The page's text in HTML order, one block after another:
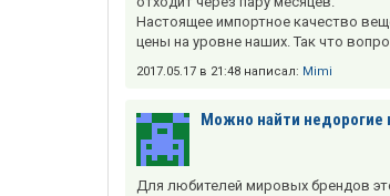
Настоящее импортное качество
цены на уровне наших. Так что
2017.05.17 в 21:48 написал: Mimi
Можно найти недорогие
Для любителей мировых брендов